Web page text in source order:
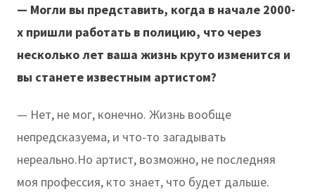
— Могли вы представить, когда в начале 2000-
х пришли работать в полицию, что через
несколько лет ваша жизнь круто изменится и
вы станете известным артистом?
— Нет, не мог, конечно. Жизнь вообще
непредсказуема, и что-то загадывать
нереально.Но артист, возможно, не последняя
моя профессия, кто знает, что будет дальше.